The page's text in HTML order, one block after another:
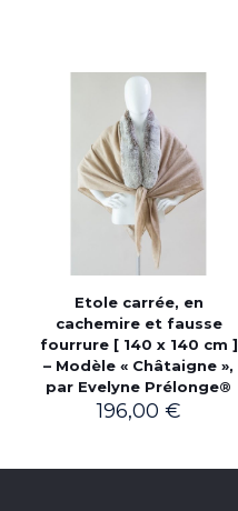
Etole carrée, en
cachemire et fausse
fourrure [ 140 x 140 cm ]
– Modèle « Châtaigne »,
par Evelyne Prélonge®
196,00 €